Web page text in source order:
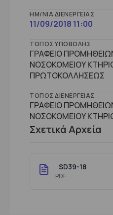
ΗΜ/ΝΊΑ ΔΙΕΝΈΡΓΕΙΑΣ
11/09/2018 11:00
ΤΌΠΟΣ ΥΠΟΒΟΛΉΣ
ΓΡΑΦΕΙΟ
ΝΟΣΟΚΟΜΕΙΟΥ
ΠΡΩΤΟΚΟΛΛΗΣΕΩΣ
ΤΌΠΟΣ ΔΙΕΝΈΡΓΕΙΑΣ
ΓΡΑΦΕΙΟ
ΝΟΣΟΚΟΜΕΙΟΥ
Σχετικά Αρχεία
SD39-18
.PDF